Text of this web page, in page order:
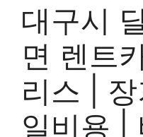
대구시
면 렌트
리스 |
일비용 |